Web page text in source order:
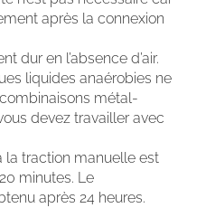
après la connexion
dur en l’absence d’air.
liquides anaérobies ne
métal-
devez travailler avec
la traction manuelle est
minutes. Le
après 24 heures.